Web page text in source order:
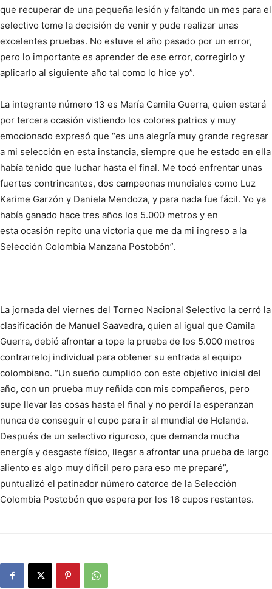
que recuperar de una pequeña lesión y faltando un mes para el
selectivo tome la decisión de venir y pude realizar unas
excelentes pruebas. No estuve el año pasado por un error,
pero lo importante es aprender de ese error, corregirlo y
aplicarlo al siguiente año tal como lo hice yo”.
La integrante número 13 es María Camila Guerra, quien estará
por tercera ocasión vistiendo los colores patrios y muy
emocionado expresó que “es una alegría muy grande regresar
a mi selección en esta instancia, siempre que he estado en ella
había tenido que luchar hasta el final. Me tocó enfrentar unas
fuertes contrincantes, dos campeonas mundiales como Luz
Karime Garzón y Daniela Mendoza, y para nada fue fácil. Yo ya
había ganado hace tres años los 5.000 metros y en
esta ocasión repito una victoria que me da mi ingreso a la
Selección Colombia Manzana Postobón”.
La jornada del viernes del Torneo Nacional Selectivo la cerró la
clasificación de Manuel Saavedra, quien al igual que Camila
Guerra, debió afrontar a tope la prueba de los 5.000 metros
contrarreloj individual para obtener su entrada al equipo
colombiano. “Un sueño cumplido con este objetivo inicial del
año, con un prueba muy reñida con mis compañeros, pero
supe llevar las cosas hasta el final y no perdí la esperanzan
nunca de conseguir el cupo para ir al mundial de Holanda.
Después de un selectivo riguroso, que demanda mucha
energía y desgaste físico, llegar a afrontar una prueba de largo
aliento es algo muy difícil pero para eso me preparé”,
puntualizó el patinador número catorce de la Selección
Colombia Postobón que espera por los 16 cupos restantes.